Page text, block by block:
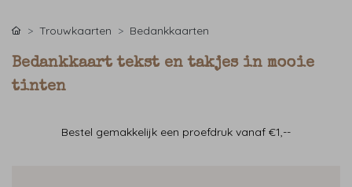
Trouwkaarten Bedankkaarten
Bedankkaart tekst en takjes in mooie
tinten
Bestel gemakkelijk een proefdruk vanaf €1,--